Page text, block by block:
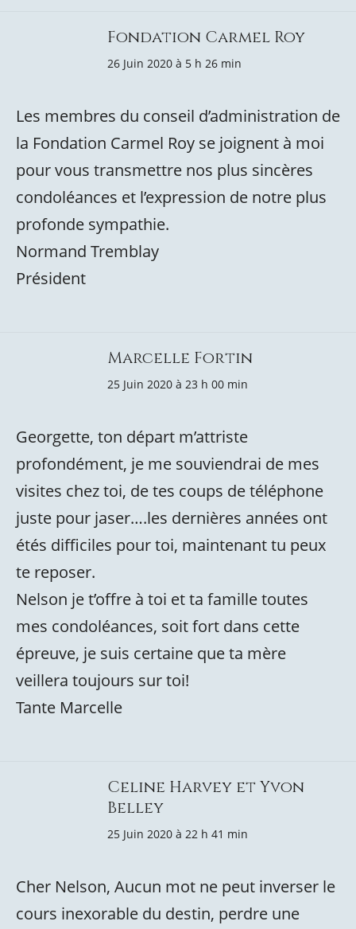
Fondation Carmel Roy
26 Juin 2020 à 5 h 26 min
Les membres du conseil d’administration de
la Fondation Carmel Roy se joignent à moi
pour vous transmettre nos plus sincères
condoléances et l’expression de notre plus
profonde sympathie.
Normand Tremblay
Président
Marcelle Fortin
25 Juin 2020 à 23 h 00 min
Georgette, ton départ m’attriste
profondément, je me souviendrai de mes
visites chez toi, de tes coups de téléphone
juste pour jaser….les dernières années ont
étés difficiles pour toi, maintenant tu peux
te reposer.
Nelson je t’offre à toi et ta famille toutes
mes condoléances, soit fort dans cette
épreuve, je suis certaine que ta mère
veillera toujours sur toi!
Tante Marcelle
Celine Harvey et Yvon
Belley
25 Juin 2020 à 22 h 41 min
Cher Nelson, Aucun mot ne peut inverser le
cours inexorable du destin, perdre une